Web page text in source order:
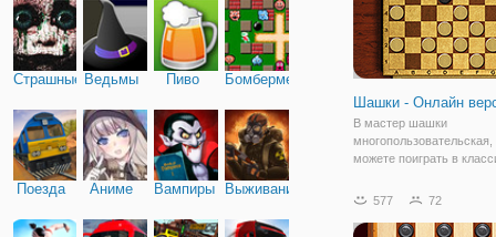
Страшные Ведьмы Пиво Бомбермен
Поезда Аниме Вампиры Выживание
Шашки - Онлайн
В мастер шашки
можете поиграть в
других игроков. Очень
увлекательная игра, что
577 72